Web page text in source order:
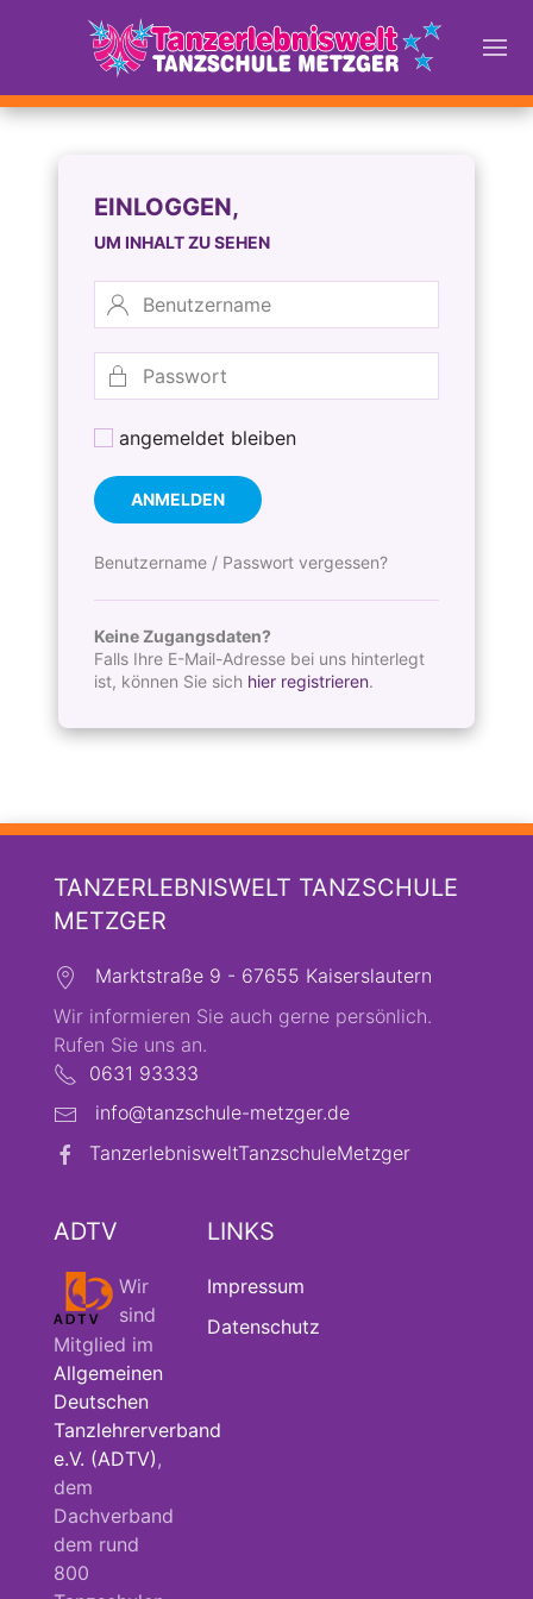
EINLOGGEN,
UM INHALT ZU SEHEN
angemeldet bleiben
ANMELDEN
Benutzername / Passwort vergessen?
Keine Zugangsdaten?
Falls Ihre E-Mail-Adresse bei uns hinterlegt
ist, können Sie sich hier registrieren.
TANZERLEBNISWELT TANZSCHULE
METZGER
Marktstraße 9 - 67655 Kaiserslautern
Wir informieren Sie auch gerne persönlich.
Rufen Sie uns an.
0631 93333
info@tanzschule-metzger.de
TanzerlebnisweltTanzschuleMetzger
ADTV
Wir
sind
Mitglied im
Allgemeinen
Deutschen
Tanzlehrerverband
e.V. (ADTV) ,
dem
Dachverband
dem rund
800
LINKS
Impressum
Datenschutz